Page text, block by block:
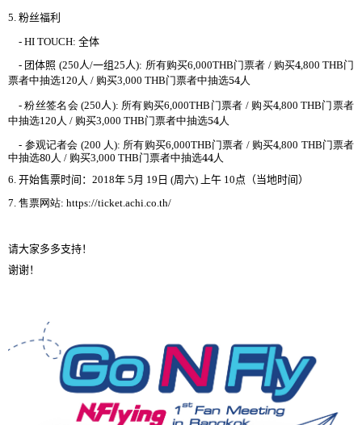
5. 粉丝福利
- HI TOUCH: 全体
- 团体照 (250人/一组25人): 所有购买6,000THB门票者 / 购买4,800 THB门
票者中抽选120 人 / 购买3,000 THB门票者中抽选54人
-粉丝签名 会 (250人): 所有购买6,000THB 门票者 / 购买4,800 THB门票者
中抽选120 人 / 购买3,000 THB门票者中抽选54人
- 参观记者会 (200 人 ): 所有购买6,000THB门票者 / 购买4,800 THB门票者
中抽选80 人 / 购买3,000 THB门票者中抽选44 人
6. 开始售票时间 ： 2018年 5月 19 日 (周六) 上午 10点（当地时间）
7. 售票网站: https://ticket.achi.co.th/
请大家多多支持！
谢谢！